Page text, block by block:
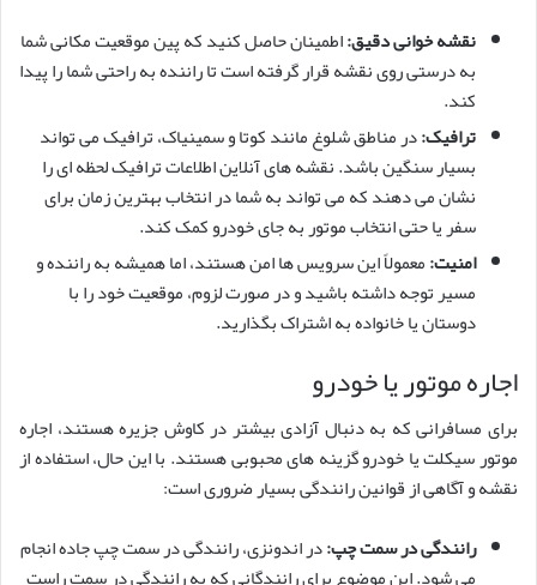
نقشه خوانی دقیق:اطمینان حاصل کنید که پین موقعیت مکانی شما
به درستی روی نقشه قرار گرفته است تا راننده به راحتی شما را پیدا
کند.
ترافیک:در مناطق شلوغ مانند کوتا و سمینیاک، ترافیک می تواند
بسیار سنگین باشد. نقشه های آنلاین اطلاعات ترافیک لحظه ای را
نشان می دهند که می تواند به شما در انتخاب بهترین زمان برای
سفر یا حتی انتخاب موتور به جای خودرو کمک کند.
امنیت:معمولاً این سرویس ها امن هستند، اما همیشه به راننده و
مسیر توجه داشته باشید و در صورت لزوم، موقعیت خود را با
دوستان یا خانواده به اشتراک بگذارید.
اجاره موتور یا خودرو
برای مسافرانی که به دنبال آزادی بیشتر در کاوش جزیره هستند، اجاره
موتور سیکلت یا خودرو گزینه های محبوبی هستند. با این حال، استفاده از
نقشه و آگاهی از قوانین رانندگی بسیار ضروری است:
رانندگی در سمت چپ:در اندونزی، رانندگی در سمت چپ جاده انجام